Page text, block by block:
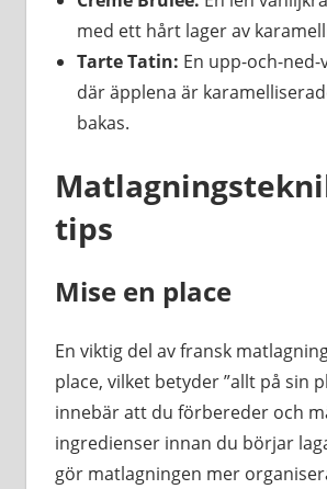
med ett hårt lager av
Tarte Tatin: En upp-och-
där äpplena är
bakas.
tips
Mise en place
En viktig del av fransk
place, vilket betyder ”allt på sin
innebär att du förbereder och
ingredienser innan du börjar
gör matlagningen mer